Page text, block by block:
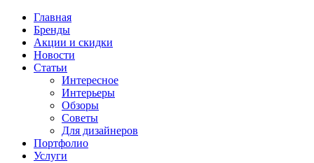
Главная
Бренды
Акции и скидки
Новости
Статьи
Интересное
Интерьеры
Обзоры
Советы
Для дизайнеров
Портфолио
Услуги